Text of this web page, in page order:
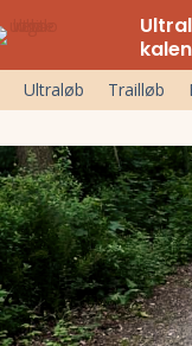
Ultraløb Trailløb